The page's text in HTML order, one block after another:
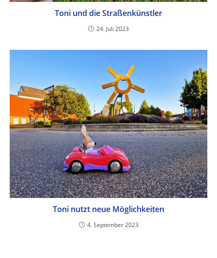
Toni und die Straßenkünstler
24. Juli 2023
Toni nutzt neue Möglichkeiten
4. September 2023